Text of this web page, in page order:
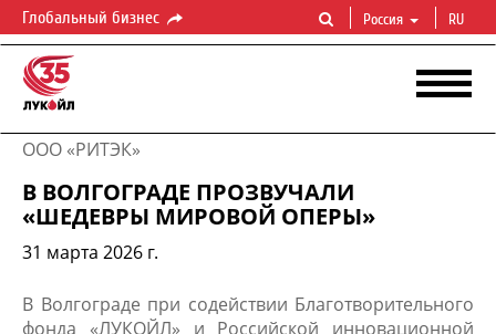
Глобальный бизнес Россия RU
ООО «РИТЭК»
В ВОЛГОГРАДЕ ПРОЗВУЧАЛИ
«ШЕДЕВРЫ МИРОВОЙ ОПЕРЫ»
31 марта 2026 г.
​В Волгограде при содействии Благотворительного
фонда «ЛУКОЙЛ» и Российской инновационной